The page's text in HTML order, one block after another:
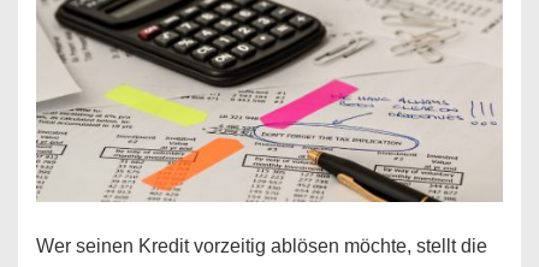
Regeln!
Wer seinen Kredit vorzeitig ablösen möchte, stellt die